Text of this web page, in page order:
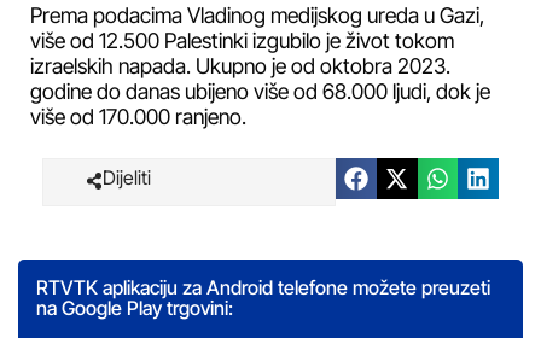
Prema podacima Vladinog medijskog ureda u Gazi,
više od 12.500 Palestinki izgubilo je život tokom
izraelskih napada. Ukupno je od oktobra 2023.
godine do danas ubijeno više od 68.000 ljudi, dok je
više od 170.000 ranjeno.
Dijeliti
RTVTK aplikaciju za Android telefone možete preuzeti
na Google Play trgovini: